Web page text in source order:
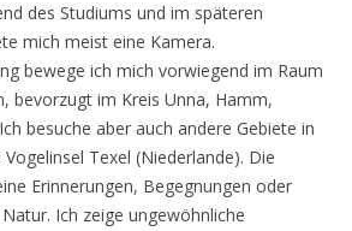
des Studiums und im späteren
mich meist eine Kamera.
bewege ich mich vorwiegend im Raum
bevorzugt im Kreis Unna, Hamm,
besuche aber auch andere Gebiete in
Texel (Niederlande). Die
Erinnerungen, Begegnungen oder
Ich zeige ungewöhnliche